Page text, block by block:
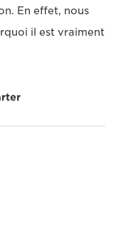
En effet, nous
il est vraiment